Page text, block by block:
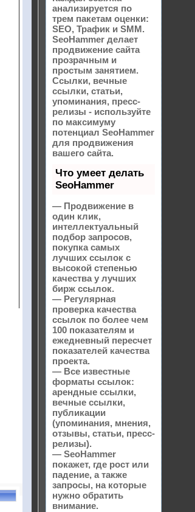
анализируется по
трем пакетам оценки:
SEO, Трафик и SMM.
SeoHammer делает
продвижение сайта
прозрачным и
простым занятием.
Ссылки, вечные
ссылки, статьи,
упоминания, пресс-
релизы - используйте
по максимуму
потенциал SeoHammer
для продвижения
вашего сайта.
Что умеет делать
SeoHammer
— Продвижение в
один клик,
интеллектуальный
подбор запросов,
покупка самых
лучших ссылок с
высокой степенью
качества у лучших
бирж ссылок.
— Регулярная
проверка качества
ссылок по более чем
100 показателям и
ежедневный пересчет
показателей качества
проекта.
— Все известные
форматы ссылок:
арендные ссылки,
вечные ссылки,
публикации
(упоминания, мнения,
отзывы, статьи, пресс-
релизы).
— SeoHammer
покажет, где рост или
падение, а также
запросы, на которые
нужно обратить
внимание.